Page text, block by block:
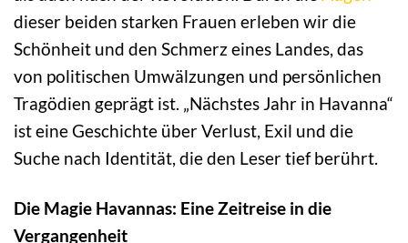
dieser beiden starken Frauen erleben wir die
Schönheit und den Schmerz eines Landes, das
von politischen Umwälzungen und persönlichen
Tragödien geprägt ist. „Nächstes Jahr in Havanna“
ist eine Geschichte über Verlust, Exil und die
Suche nach Identität, die den Leser tief berührt.
Die Magie Havannas: Eine Zeitreise in die
Vergangenheit